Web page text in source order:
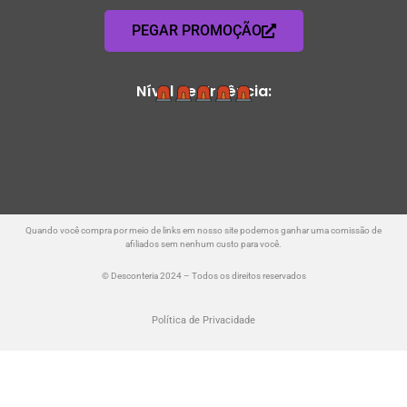
PEGAR PROMOÇÃO
Nível de Urgência:
Quando você compra por meio de links em nosso site podemos ganhar uma comissão de
afiliados sem nenhum custo para você.
© Desconteria 2024 – Todos os direitos reservados
Política de Privacidade